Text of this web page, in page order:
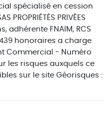
spécialisé en cession
PRIVÉES
adhérente FNAIM, RCS
honoraires a charge
Commercial - Numéro
les risques auxquels ce
sur le site Géorisques :